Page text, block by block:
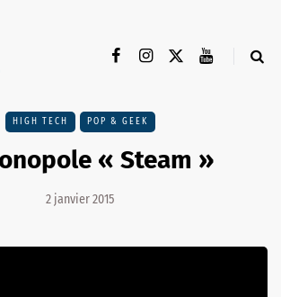
HIGH TECH POP & GEEK
« Steam »
2 janvier 2015